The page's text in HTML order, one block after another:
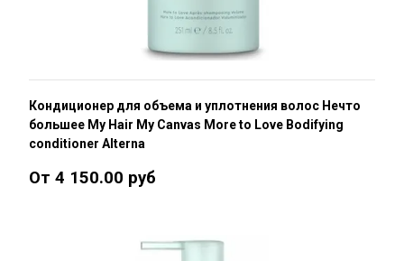
Кондиционер для объема и уплотнения волос Нечто
большее My Hair My Canvas More to Love Bodifying
conditioner Alterna
От 4 150.00 руб